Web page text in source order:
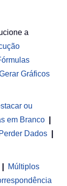
a
Gráficos
ou
em Branco
Dados
Múltiplos